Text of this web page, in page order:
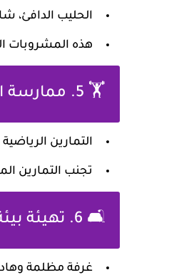
الحليب الدافئ،
هذه المشروبات
🏋️ 5. ممارسة الرياضة بانتظام
التمارين
تجنب التمارين
🛋️ 6. تهيئة بيئة النوم المناسبة
غرفة مظلمة